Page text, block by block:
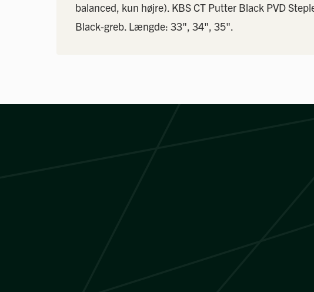
balanced, kun højre). KBS CT Putter Black PVD
Black-greb. Længde: 33", 34", 35".